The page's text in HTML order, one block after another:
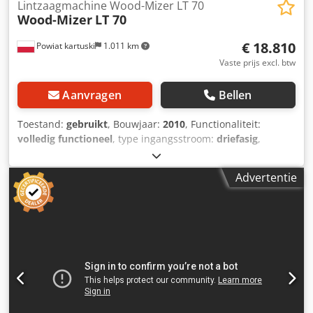
Powiat kartuski 1.011 km
Lintzaagmachine Wood-Mizer LT 70
Wood-Mizer LT 70
€ 18.810
Vaste prijs excl. btw
Aanvragen Bellen
Toestand: gebruikt, Bouwjaar: 2010, Functionaliteit:
volledig functioneel, type ingangsstroom: driefasig,
12.000 mm, snijbreedte (max.):
zaagaandrijving:15.000 W, ingangsspanning:400 V,
wieldiameter:
, – bouwjaar: 2010 TECHNISCHE
SPECIFICATIES: – motor: 15 kW Zaagafmetingen: Dodsy Na
Hvepfx Abwock – max. stamdiameter: 95 cm – doorlaat
automatische dikte-instelling – elektrische
hoogteverstelling van de zaagkop: omhoog/omlaag –
elektrische kopaandrijving voorwaarts/achterwaarts:
Advertentie